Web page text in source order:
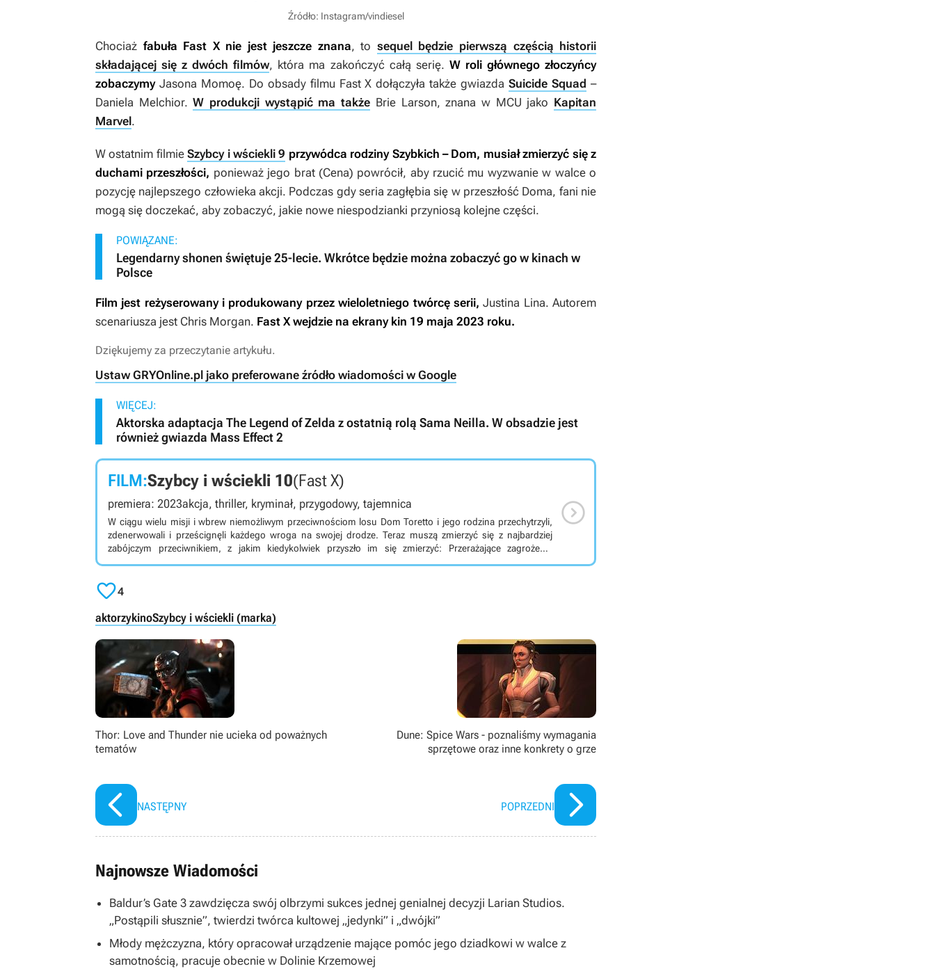
Źródło: Instagram/vindiesel
Chociaż fabuła Fast X nie jest jeszcze znana, to sequel będzie pierwszą częścią historii
składającej się z dwóch filmów, która ma zakończyć całą serię. W roli głównego złoczyńcy
zobaczymyJasona Momoę. Do obsady filmu Fast X dołączyła także gwiazdaSuicide Squad –
Daniela Melchior.W produkcji wystąpić ma także Brie Larson, znana w MCU jako Kapitan
Marvel.
W ostatnim filmieSzybcy i wściekli 9 przywódca rodziny Szybkich – Dom, musiał zmierzyć się z
duchami przeszłości, ponieważ jego brat (Cena) powrócił, aby rzucić mu wyzwanie w walce o
pozycję najlepszego człowieka akcji. Podczas gdy seria zagłębia się w przeszłość Doma, fani nie
mogą się doczekać, aby zobaczyć, jakie nowe niespodzianki przyniosą kolejne części.
POWIĄZANE:
Legendarny shonen świętuje 25-lecie. Wkrótce będzie można zobaczyć go w kinach w
Polsce
Film jest reżyserowany i produkowany przez wieloletniego twórcę serii,Justina Lina. Autorem
scenariusza jest Chris Morgan. Fast Xwejdzie na ekrany kin 19 maja 2023 roku.
Dziękujemy za przeczytanie artykułu.
Ustaw GRYOnline.pl jako preferowane źródło wiadomości w Google
WIĘCEJ:
Aktorska adaptacja The Legend of Zelda z ostatnią rolą Sama Neilla. W obsadzie jest
również gwiazda Mass Effect 2
FILM:Szybcy i wściekli 10(Fast X)
premiera: 2023akcja, thriller, kryminał, przygodowy, tajemnica
W ciągu wielu misji i wbrew niemożliwym przeciwnościom losu Dom Toretto i jego rodzina przechytrzyli,
zdenerwowali i prześcignęli każdego wroga na swojej drodze. Teraz muszą zmierzyć się z najbardziej
zabójczym przeciwnikiem, z jakim kiedykolwiek przyszło im się zmierzyć: Przerażające zagrożenie
wyłaniające się z cieni przeszłości, które jest napędzane krwawą zemstą, i które jest zdeterminowane, aby

4
aktorzykinoSzybcy i wściekli (marka)
Thor: Love and Thunder nie ucieka od poważnych
tematów
NASTĘPNY
Dune: Spice Wars - poznaliśmy wymagania
sprzętowe oraz inne konkrety o grze
POPRZEDNI
Najnowsze Wiadomości
Baldur’s Gate 3 zawdzięcza swój olbrzymi sukces jednej genialnej decyzji Larian Studios.
„Postąpili słusznie”, twierdzi twórca kultowej „jedynki” i „dwójki”
Młody mężczyzna, który opracował urządzenie mające pomóc jego dziadkowi w walce z
samotnością, pracuje obecnie w Dolinie Krzemowej